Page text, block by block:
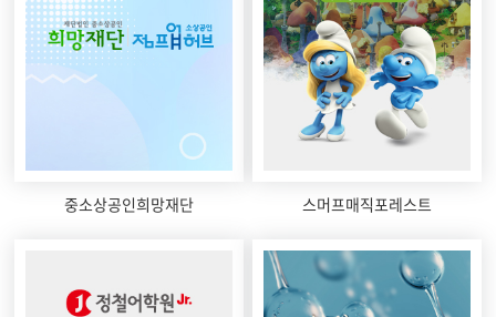
중소상공인희망재단 스머프매직포레스트